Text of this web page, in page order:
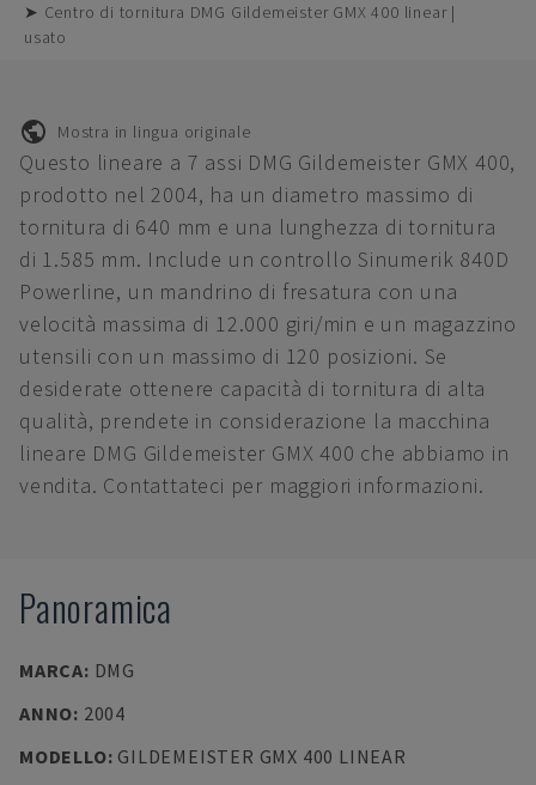
➤ Centro di tornitura DMG Gildemeister GMX 400 linear |
usato
Mostra in lingua originale
Questo lineare a 7 assi DMG Gildemeister GMX 400,
prodotto nel 2004, ha un diametro massimo di
tornitura di 640 mm e una lunghezza di tornitura
di 1.585 mm. Include un controllo Sinumerik 840D
Powerline, un mandrino di fresatura con una
velocità massima di 12.000 giri/min e un magazzino
utensili con un massimo di 120 posizioni. Se
desiderate ottenere capacità di tornitura di alta
qualità, prendete in considerazione la macchina
lineare DMG Gildemeister GMX 400 che abbiamo in
vendita. Contattateci per maggiori informazioni.
Panoramica
MARCA: DMG
ANNO: 2004
MODELLO: GILDEMEISTER GMX 400 LINEAR